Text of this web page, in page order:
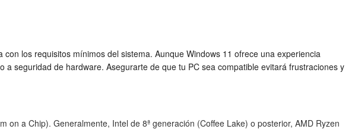
los requisitos mínimos del sistema. Aunque Windows 11 ofrece una experiencia
seguridad de hardware. Asegurarte de que tu PC sea compatible evitará frustraciones y
a Chip). Generalmente, Intel de 8ª generación (Coffee Lake) o posterior, AMD Ryzen